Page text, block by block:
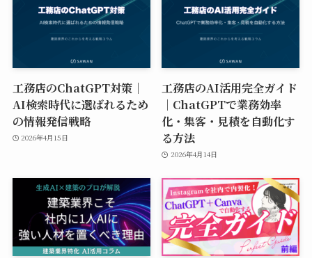
工務店のChatGPT対策｜
AI検索時代に選ばれるため
の情報発信戦略
2026年4月15日
工務店のAI活用完全ガイド
｜ChatGPTで業務効率
化・集客・見積を自動化す
る方法
2026年4月14日